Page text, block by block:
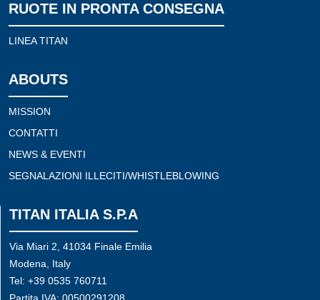
RUOTE IN PRONTA CONSEGNA
LINEA TITAN
ABOUTS
MISSION
CONTATTI
NEWS & EVENTI
SEGNALAZIONI ILLECITI/WHISTLEBLOWING
TITAN ITALIA S.P.A
Via Miari 2, 41034 Finale Emilia
Modena, Italy
Tel: +39 0535 760711